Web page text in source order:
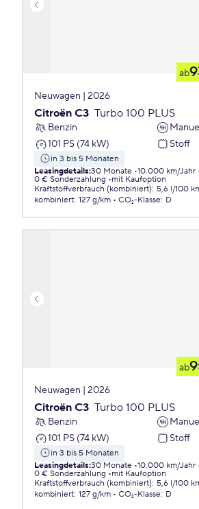
ab
Neuwagen | 2026
Citroën C3 Turbo 100 PLUS
Benzin
101 PS (74 kW)
Stoff
in 3 bis 5 Monaten
Leasingdetails:30 Monate 10.000 km/Jahr
0 € Sonderzahlung
mit Kaufoption
Kraftstoffverbrauch (kombiniert): 5,6 l/100
kombiniert: 127 g/km CO₂-Klasse: D
ab
Neuwagen | 2026
Citroën C3 Turbo 100 PLUS
Benzin
101 PS (74 kW)
Stoff
in 3 bis 5 Monaten
Leasingdetails:30 Monate 10.000 km/Jahr
0 € Sonderzahlung
mit Kaufoption
Kraftstoffverbrauch (kombiniert): 5,6 l/100
kombiniert: 127 g/km CO₂-Klasse: D